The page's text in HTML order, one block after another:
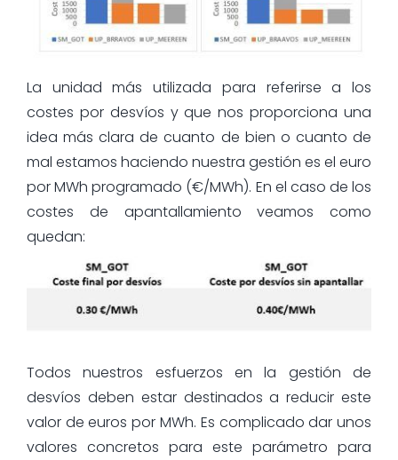
La unidad más utilizada para referirse a los
costes por desvíos y que nos proporciona una
idea más clara de cuanto de bien o cuanto de
mal estamos haciendo nuestra gestión es el euro
por MWh programado (€/MWh). En el caso de los
costes de apantallamiento veamos como
quedan:
Todos nuestros esfuerzos en la gestión de
desvíos deben estar destinados a reducir este
valor de euros por MWh. Es complicado dar unos
valores concretos para este parámetro para